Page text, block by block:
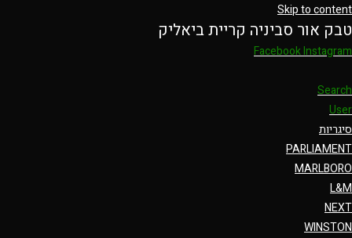
Skip to content
טבק אור סביניה קריית ביאליק
FacebookInstagram
Search
User
סיגריות
PARLIAMENT
MARLBORO
L&M
NEXT
WINSTON